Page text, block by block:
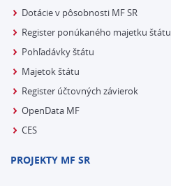
Dotácie v pôsobnosti MF SR
Register ponúkaného majetku štátu
Pohľadávky štátu
Majetok štátu
Register účtovných závierok
OpenData MF
CES
PROJEKTY MF SR